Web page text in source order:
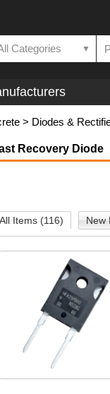
Categories ▼
> Diodes &
Recovery Diode
All Items (116) New